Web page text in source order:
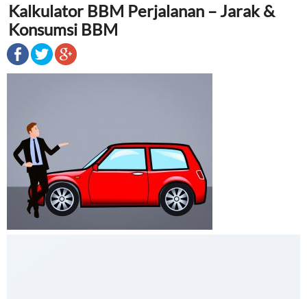
Kalkulator BBM Perjalanan – Jarak &
Konsumsi BBM